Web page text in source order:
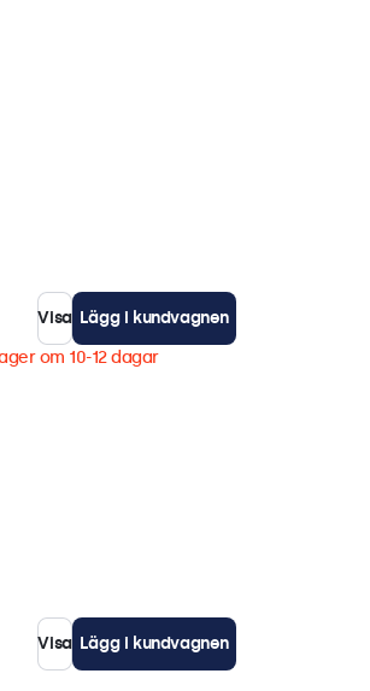
Visa Lägg i kundvagnen
om 10-12 dagar
Visa Lägg i kundvagnen